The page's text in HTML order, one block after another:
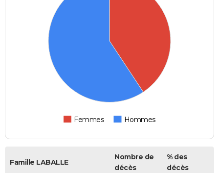
Femmes Hommes
Famille LABALLE
Nombre de
décès
% des
décès